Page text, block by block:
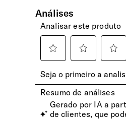
Maior facilidade e comodidade
INTERIOR
Permite prender equipamento